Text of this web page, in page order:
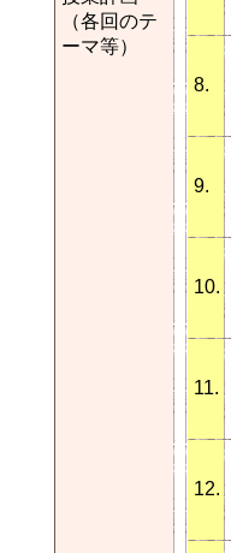
（各回のテ
ーマ等）
8.
9.
10.
11.
12.